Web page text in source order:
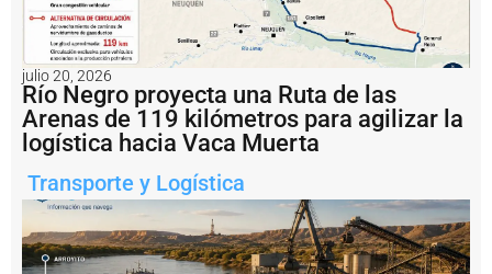
s
ri
o
c
o
n
e
r
r
s
julio 20, 2026
Río Negro proyecta una Ruta de las
Arenas de 119 kilómetros para agilizar la
logística hacia Vaca Muerta
Transporte y Logística